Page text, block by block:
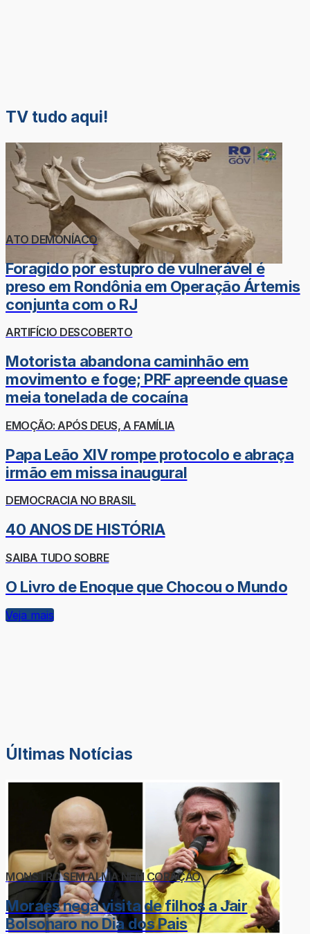
TV tudo aqui!
ATO DEMONÍACO
Foragido por estupro de vulnerável é
preso em Rondônia em Operação Ártemis
conjunta com o RJ
ARTIFÍCIO DESCOBERTO
Motorista abandona caminhão em
movimento e foge; PRF apreende quase
meia tonelada de cocaína
EMOÇÃO: APÓS DEUS, A FAMÍLIA
Papa Leão XIV rompe protocolo e abraça
irmão em missa inaugural
DEMOCRACIA NO BRASIL
40 ANOS DE HISTÓRIA
SAIBA TUDO SOBRE
O Livro de Enoque que Chocou o Mundo
Veja mais
Últimas Notícias
MONSTRO SEM ALMA NEM CORAÇÃO
Moraes nega visita de filhos a Jair
Bolsonaro no Dia dos Pais